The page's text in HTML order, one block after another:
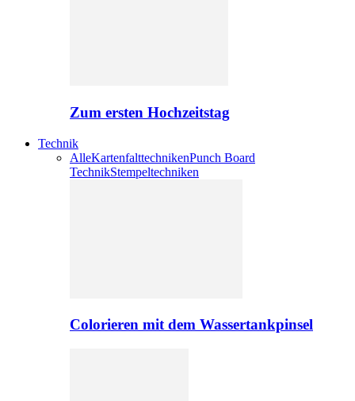
Zum ersten Hochzeitstag
Technik
AlleKartenfalttechnikenPunch Board
TechnikStempeltechniken
Colorieren mit dem Wassertankpinsel